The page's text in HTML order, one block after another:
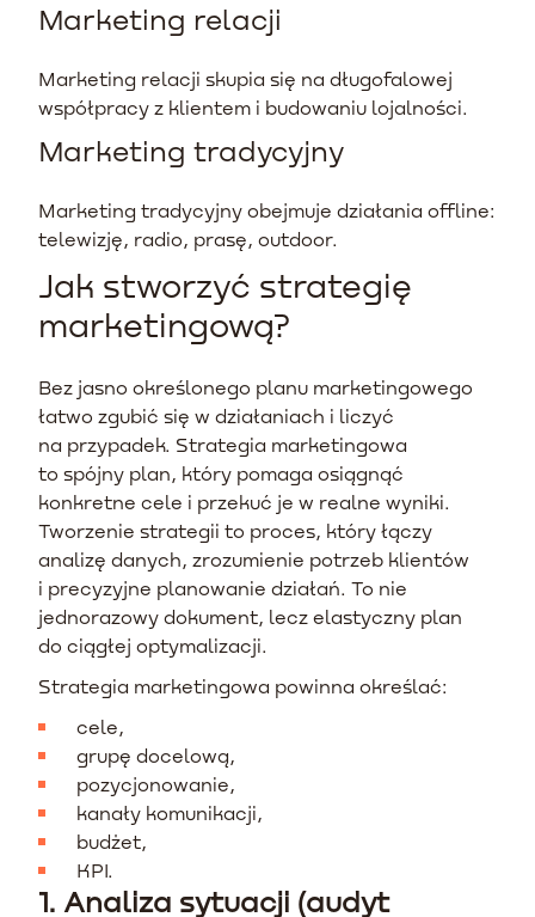
Marketing relacji
Marketing relacji skupia się na długofalowej
współpracy z klientem i budowaniu lojalności.
Marketing tradycyjny
Marketing tradycyjny obejmuje działania offline:
telewizję, radio, prasę, outdoor.
Jak stworzyć strategię
marketingową?
Bez jasno określonego planu marketingowego
łatwo zgubić się w działaniach i liczyć
na przypadek. Strategia marketingowa
to spójny plan, który pomaga osiągnąć
konkretne cele i przekuć je w realne wyniki.
Tworzenie strategii to proces, który łączy
analizę danych, zrozumienie potrzeb klientów
i precyzyjne planowanie działań. To nie
jednorazowy dokument, lecz elastyczny plan
do ciągłej optymalizacji.
Strategia marketingowa powinna określać:
cele,
grupę docelową,
pozycjonowanie,
kanały komunikacji,
budżet,
KPI.
1. Analiza sytuacji (audyt